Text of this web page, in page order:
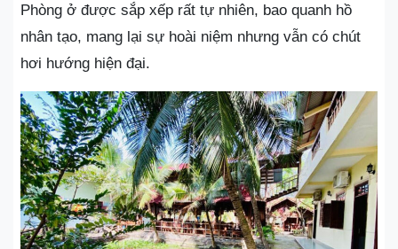
Phòng ở được sắp xếp rất tự nhiên, bao quanh hồ
nhân tạo, mang lại sự hoài niệm nhưng vẫn có chút
hơi hướng hiện đại.